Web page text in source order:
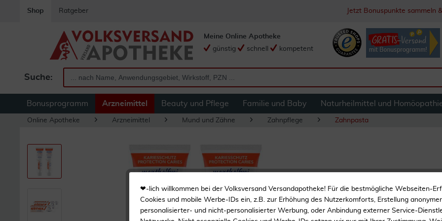
Shop Ratgeber Jetzt Bonuspunkte sammeln
Suche:
Meine Online Apotheke
günstig
schnell kompetent
Bonusprogramm Arzneimittel Beauty und Pflege Familie und Baby Naturheilmittel und
Online Apotheke Arzneimittel Mund und Zähne Zahnpflege Zahnpasta
Elmex
❤-lich willkommen bei der Volksversand Versandapotheke! Für die bestmögliche Webseiten-
Cookies und mobile Werbe-IDs ein, z.B. zur Erhöhung des Nutzerkomforts, Erstellung
personalisierter- und nicht-personalisierter Werbung, oder Anbindung externer Service-